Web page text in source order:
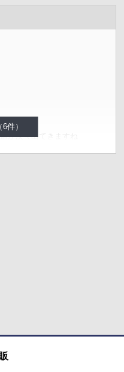
が次々出てきますね
件）